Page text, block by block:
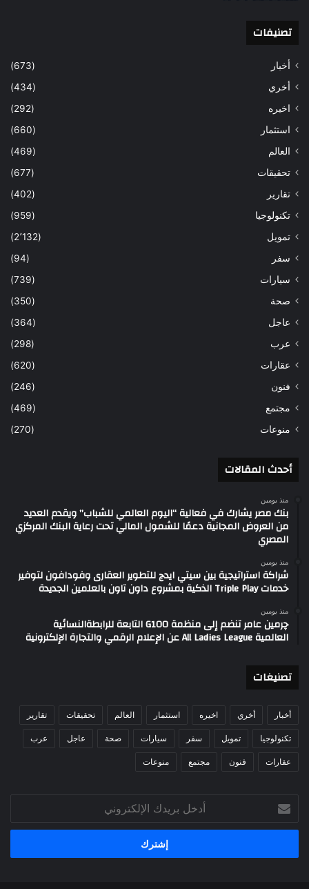
تصنيفات
أخبار
(673)
أخري
(434)
اخيره
(292)
استثمار
(660)
العالم
(469)
تحقيقات
(677)
تقارير
(402)
تكنولوجيا
(959)
تمويل
(2٬132)
سفر
(94)
سيارات
(739)
صحة
(350)
عاجل
(364)
عرب
(298)
عقارات
(620)
فنون
(246)
مجتمع
(469)
منوعات
(270)
أحدث المقالات
منذ يومين
بنك مصر يشارك في فعالية “اليوم العالمي للشباب” ويقدم العديد
من العروض المجانية دعمًا للشمول المالي تحت رعاية البنك المركزي
المصري
منذ يومين
شراكة استراتيجية بين سيتي ايدج للتطوير العقارى وفودافون لتوفير
خدمات Triple Play الذكية بمشروع داون تاون بالعلمين الجديدة
منذ يومين
چرمين عامر تنضم إلى منظمة G100 التابعة للرابطةالنسائية
العالمية All Ladies League عن الإعلام الرقمي والتجارة الإلكترونية
تصنيغات
أخبار أخري اخيره استثمار العالم تحقيقات تقارير
تكنولوجيا تمويل سفر سيارات صحة عاجل عرب
عقارات فنون مجتمع منوعات
بريدك
الإلكتروني